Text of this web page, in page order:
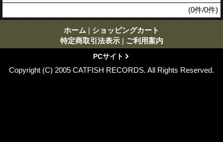
(0件/0件)
ホーム | ショッピングカート
特定商取引法表示 | ご利用案内
PCサイト
Copyright (C) 2005 CATFISH RECORDS. All Rights Reserved.